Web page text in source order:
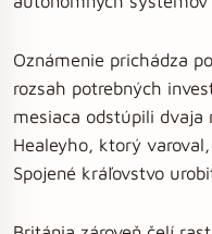
Oznámenie prichádza
rozsah potrebných
mesiaca odstúpili
Healeyho, ktorý
Spojené kráľovstvo